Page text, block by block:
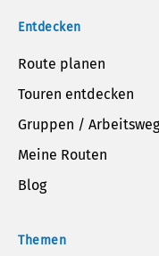
Entdecken
Route planen
Touren entdecken
Gruppen /
Meine Routen
Blog
Themen